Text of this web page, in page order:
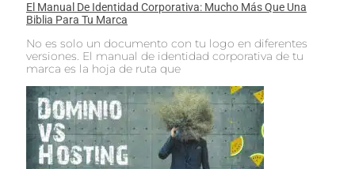
El Manual De Identidad Corporativa: Mucho Más Que Una
Biblia Para Tu Marca
No es solo un documento con tu logo en diferentes
versiones. El manual de identidad corporativa de tu
marca es la hoja de ruta que